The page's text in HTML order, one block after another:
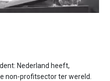
Nederland heeft,
non-profitsector ter wereld.